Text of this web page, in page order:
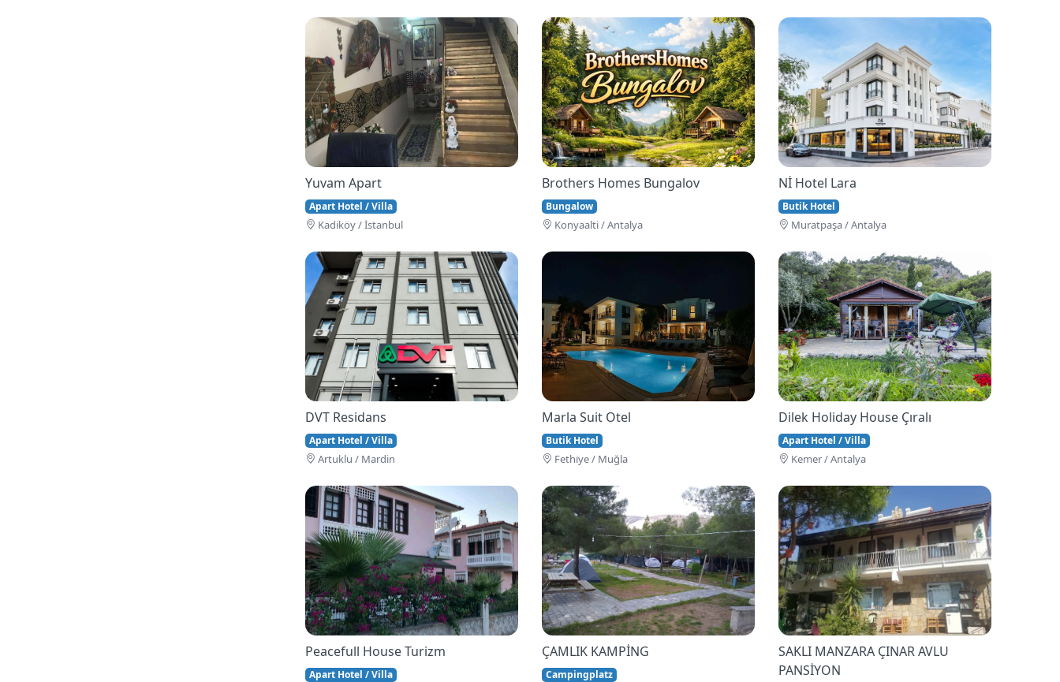
Yuvam Apart
Apart Hotel / Villa
Kadiköy / İstanbul
Brothers Homes Bungalov
Bungalow
Konyaalti / Antalya
Nİ Hotel Lara
Butik Hotel
Muratpaşa / Antalya
DVT Residans
Apart Hotel / Villa
Artuklu / Mardin
Marla Suit Otel
Butik Hotel
Fethi̇ye / Muğla
Dilek Holiday House Çıralı
Apart Hotel / Villa
Kemer / Antalya
Peacefull House Turizm
Apart Hotel / Villa
ÇAMLIK KAMPİNG
Campingplatz
SAKLI MANZARA ÇINAR AVLU
PANSİYON